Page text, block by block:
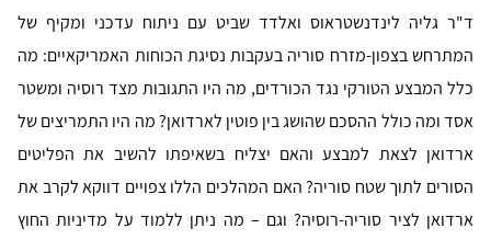
ד"ר גליה לינדנשטראוס ואלדד שביט עם ניתוח עדכני ומקיף של
המתרחש בצפון-מזרח סוריה בעקבות נסיגת הכוחות האמריקאיים: מה
כלל המבצע הטורקי נגד הכורדים, מה היו התגובות מצד רוסיה ומשטר
אסד ומה כולל ההסכם שהושג בין פוטין לארדואן? מה היו התמריצים של
ארדואן לצאת למבצע והאם יצליח בשאיפתו להשיב את הפליטים
הסורים לתוך שטח סוריה? האם המהלכים הללו צפויים דווקא לקרב את
ארדואן לציר סוריה-רוסיה? וגם – מה ניתן ללמוד על מדיניות החוץ